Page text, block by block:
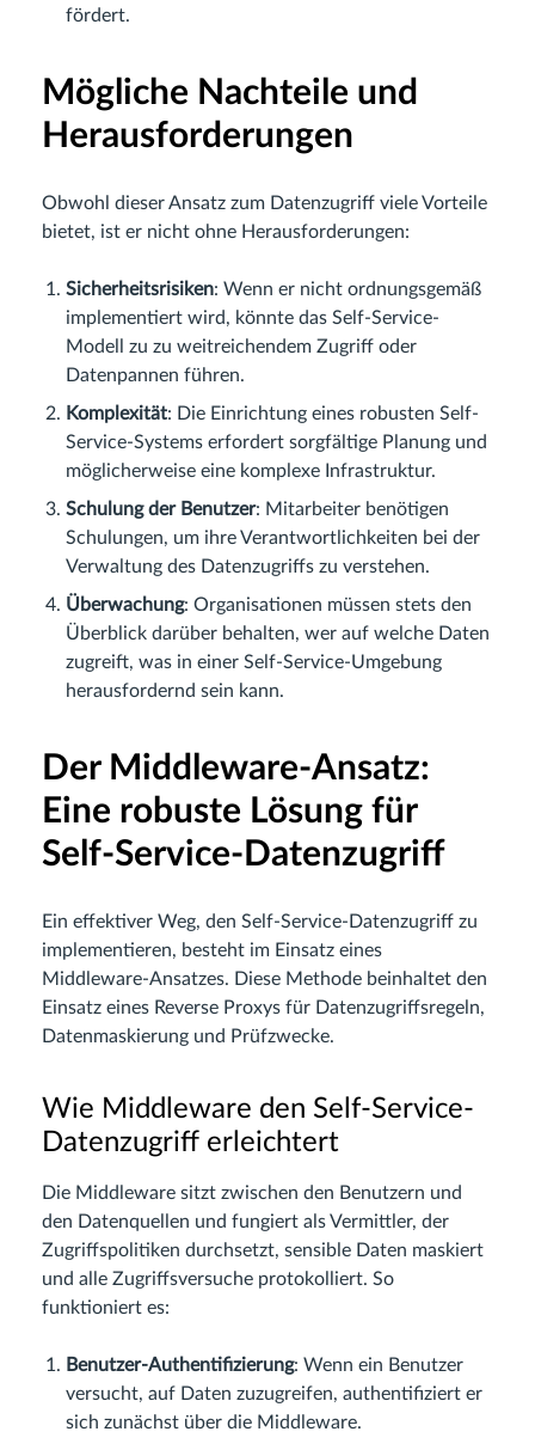
fördert.
Mögliche Nachteile und
Herausforderungen
Obwohl dieser Ansatz zum Datenzugriff viele Vorteile
bietet, ist er nicht ohne Herausforderungen:
Sicherheitsrisiken: Wenn er nicht ordnungsgemäß
implementiert wird, könnte das Self-Service-
Modell zu zu weitreichendem Zugriff oder
Datenpannen führen.
Komplexität: Die Einrichtung eines robusten Self-
Service-Systems erfordert sorgfältige Planung und
möglicherweise eine komplexe Infrastruktur.
Schulung der Benutzer: Mitarbeiter benötigen
Schulungen, um ihre Verantwortlichkeiten bei der
Verwaltung des Datenzugriffs zu verstehen.
Überwachung: Organisationen müssen stets den
Überblick darüber behalten, wer auf welche Daten
zugreift, was in einer Self-Service-Umgebung
herausfordernd sein kann.
Der Middleware-Ansatz:
Eine robuste Lösung für
Self-Service-Datenzugriff
Ein effektiver Weg, den Self-Service-Datenzugriff zu
implementieren, besteht im Einsatz eines
Middleware-Ansatzes. Diese Methode beinhaltet den
Einsatz eines Reverse Proxys für Datenzugriffsregeln,
Datenmaskierung und Prüfzwecke.
Wie Middleware den Self-Service-
Datenzugriff erleichtert
Die Middleware sitzt zwischen den Benutzern und
den Datenquellen und fungiert als Vermittler, der
Zugriffspolitiken durchsetzt, sensible Daten maskiert
und alle Zugriffsversuche protokolliert. So
funktioniert es:
Benutzer-Authentifizierung: Wenn ein Benutzer
versucht, auf Daten zuzugreifen, authentifiziert er
sich zunächst über die Middleware.